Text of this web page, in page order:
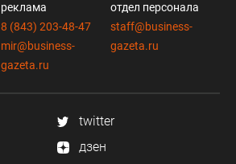
реклама
8 (843) 203-48-47
mir@business-
gazeta.ru
отдел персонала
staff@business-
gazeta.ru
twitter
дзен